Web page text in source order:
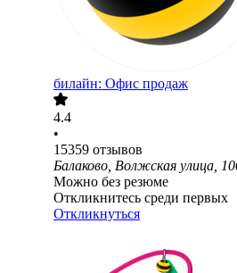
билайн: Офис продаж
4.4
•
15359 отзывов
Балаково, Волжская улица,
Можно без резюме
Откликнитесь среди первых
Откликнуться